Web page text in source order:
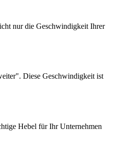
nur die Geschwindigkeit Ihrer
Diese Geschwindigkeit ist
Hebel für Ihr Unternehmen